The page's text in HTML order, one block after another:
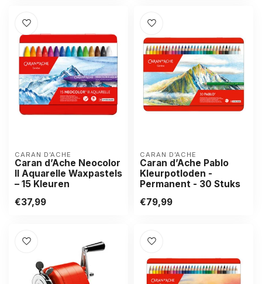
CARAN D’ACHE
Caran d’Ache Neocolor
II Aquarelle Waxpastels
– 15 Kleuren
€37,99
CARAN D’ACHE
Caran d’Ache Pablo
Kleurpotloden -
Permanent - 30 Stuks
€79,99